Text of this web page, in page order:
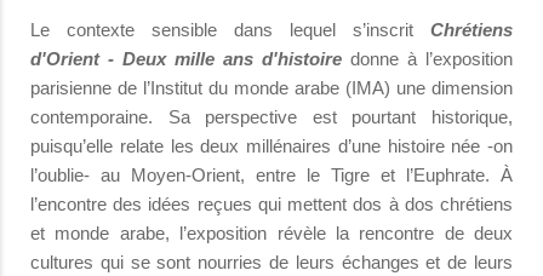
Le contexte sensible dans lequel s’inscrit Chrétiens
d'Orient - Deux mille ans d'histoire donne à l’exposition
parisienne de l’Institut du monde arabe (IMA) une dimension
contemporaine. Sa perspective est pourtant historique,
puisqu’elle relate les deux millénaires d’une histoire née -on
l’oublie- au Moyen-Orient, entre le Tigre et l’Euphrate. À
l’encontre des idées reçues qui mettent dos à dos chrétiens
et monde arabe, l’exposition révèle la rencontre de deux
cultures qui se sont nourries de leurs échanges et de leurs